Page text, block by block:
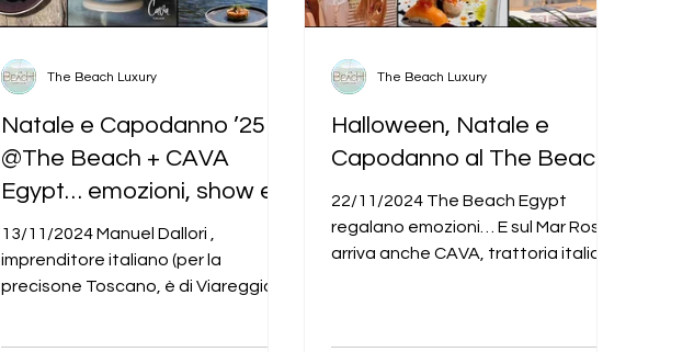
Natale e Capodanno ’25
@The Beach + CAVA
Egypt… emozioni, show e
piatti d’eccellenza sul Mar
Rosso by Manuel Dallori
13/11/2024 Manuel Dallori ,
imprenditore italiano (per la
precisone Toscano, è di Viareggio),
The Beach Luxury
Halloween, Natale e
Capodanno al The Beach
22/11/2024 The Beach Egypt
regalano emozioni… E sul Mar Rosso
arriva anche CAVA, trattoria italiana
The Beach Luxury